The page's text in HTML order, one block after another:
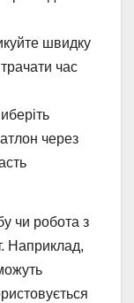
швидку
час
через
чи робота з
Наприклад,